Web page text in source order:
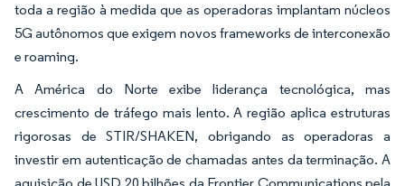
toda a região à medida que as operadoras implantam núcleos
5G autônomos que exigem novos frameworks de interconexão
e roaming.
A América do Norte exibe liderança tecnológica, mas
crescimento de tráfego mais lento. A região aplica estruturas
rigorosas de STIR/SHAKEN, obrigando as operadoras a
investir em autenticação de chamadas antes da terminação. A